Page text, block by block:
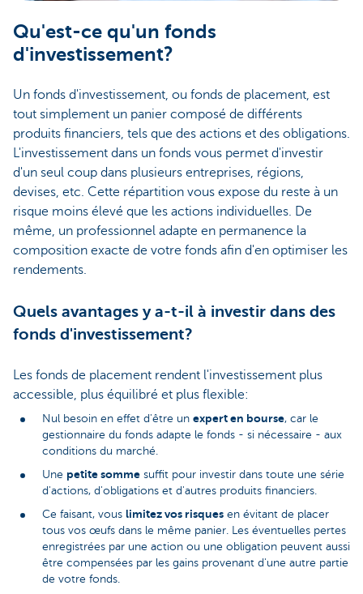
Qu'est-ce qu'un fonds
d'investissement?
Un fonds d'investissement, ou fonds de placement, est
tout simplement un panier composé de différents
produits financiers, tels que des actions et des obligations.
L'investissement dans un fonds vous permet d'investir
d'un seul coup dans plusieurs entreprises, régions,
devises, etc. Cette répartition vous expose du reste à un
risque moins élevé que les actions individuelles. De
même, un professionnel adapte en permanence la
composition exacte de votre fonds afin d'en optimiser les
rendements.
Quels avantages y a-t-il à investir dans des
fonds d'investissement?
Les fonds de placement rendent l'investissement plus
accessible, plus équilibré et plus flexible:
Nul besoin en effet d'être un expert en bourse, car le
gestionnaire du fonds adapte le fonds - si nécessaire - aux
conditions du marché.
Une petite somme suffit pour investir dans toute une série
d'actions, d'obligations et d'autres produits financiers.
Ce faisant, vous limitez vos risques en évitant de placer
tous vos œufs dans le même panier. Les éventuelles pertes
enregistrées par une action ou une obligation peuvent aussi
être compensées par les gains provenant d'une autre partie
de votre fonds.